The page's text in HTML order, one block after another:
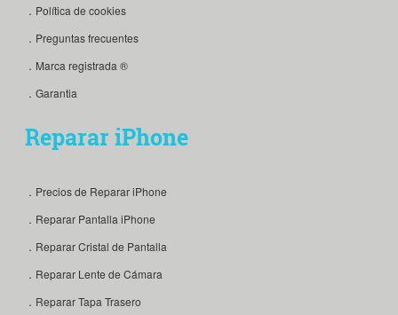
．Política de cookies
．Preguntas frecuentes
．Marca registrada ®
．Garantia
Reparar iPhone
．Precios de Reparar iPhone
．Reparar Pantalla iPhone
．Reparar Cristal de Pantalla
．Reparar Lente de Cámara
．Reparar Tapa Trasero